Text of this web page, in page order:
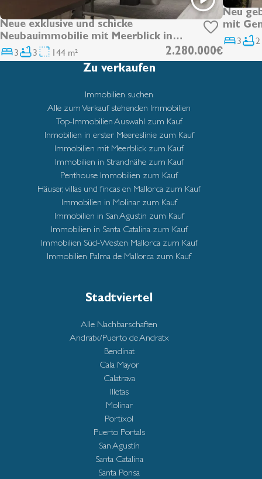
Neue exklusive und schicke
Neubauimmobilie mit Meerblick in
Santa Catalina
3 3 144 m² 2.280.000€
Neu
mit
3 2
Zu verkaufen
Immobilien suchen
Alle zum Verkauf stehenden Immobilien
Top-Immobilien Auswahl zum Kauf
Inmobilien in erster Meereslinie zum Kauf
Immobilien mit Meerblick zum Kauf
Immobilien in Strandnähe zum Kauf
Penthouse Immobilien zum Kauf
Häuser, villas und fincas en Mallorca zum Kauf
Immobilien in Molinar zum Kauf
Immobilien in San Agustin zum Kauf
Immobilien in Santa Catalina zum Kauf
Immobilien Süd-Westen Mallorca zum Kauf
Immobilien Palma de Mallorca zum Kauf
Stadtviertel
Alle Nachbarschaften
Andratx/Puerto de Andratx
Bendinat
Cala Mayor
Calatrava
Illetas
Molinar
Portixol
Puerto Portals
San Agustín
Santa Catalina
Santa Ponsa